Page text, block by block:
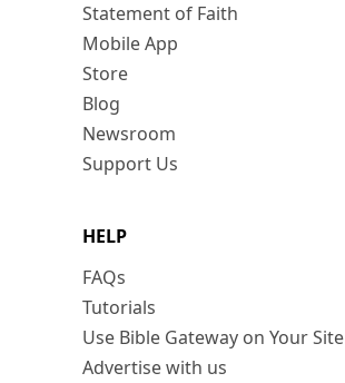
Statement of Faith
Mobile App
Store
Blog
Newsroom
Support Us
HELP
FAQs
Tutorials
Use Bible Gateway on Your Site
Advertise with us